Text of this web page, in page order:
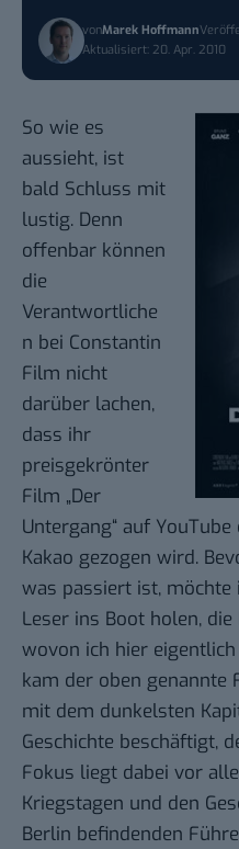
vonMarek Hoffmann
Aktualisiert: 20. Apr. 2010
So wie es
aussieht, ist
bald Schluss mit
lustig. Denn
offenbar können
die
Verantwortliche
n bei Constantin
Film nicht
darüber lachen,
dass ihr
preisgekrönter
Film „Der
Untergang“ auf YouTube
Kakao gezogen wird.
was passiert ist, möchte
Leser ins Boot holen,
wovon ich hier
kam der oben genannte
mit dem dunkelsten
Geschichte beschäftigt,
Fokus liegt dabei vor
Kriegstagen und den
Berlin befindenden